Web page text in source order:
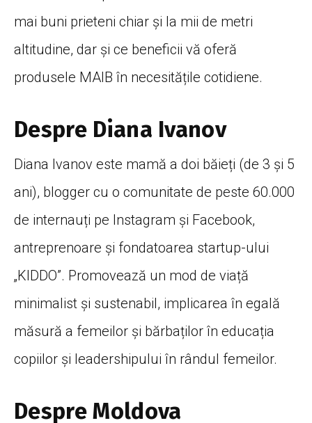
mai buni prieteni chiar și la mii de metri
altitudine, dar și ce beneficii vă oferă
produsele MAIB în necesitățile cotidiene.
Despre Diana Ivanov
Diana Ivanov este mamă a doi băieți (de 3 și 5
ani), blogger cu o comunitate de peste 60.000
de internauți pe Instagram și Facebook,
antreprenoare și fondatoarea startup-ului
„KIDDO”. Promovează un mod de viață
minimalist și sustenabil, implicarea în egală
măsură a femeilor și bărbaților în educația
copiilor și leadershipului în rândul femeilor.
Despre Moldova